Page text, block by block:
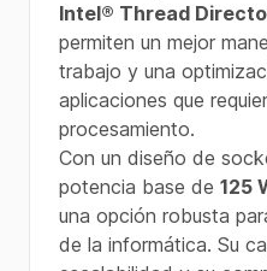
Intel® Thread
permiten un mejor
trabajo y una
aplicaciones que
procesamiento.
Con un diseño de
potencia base de 125
una opción robusta
de la informática. Su